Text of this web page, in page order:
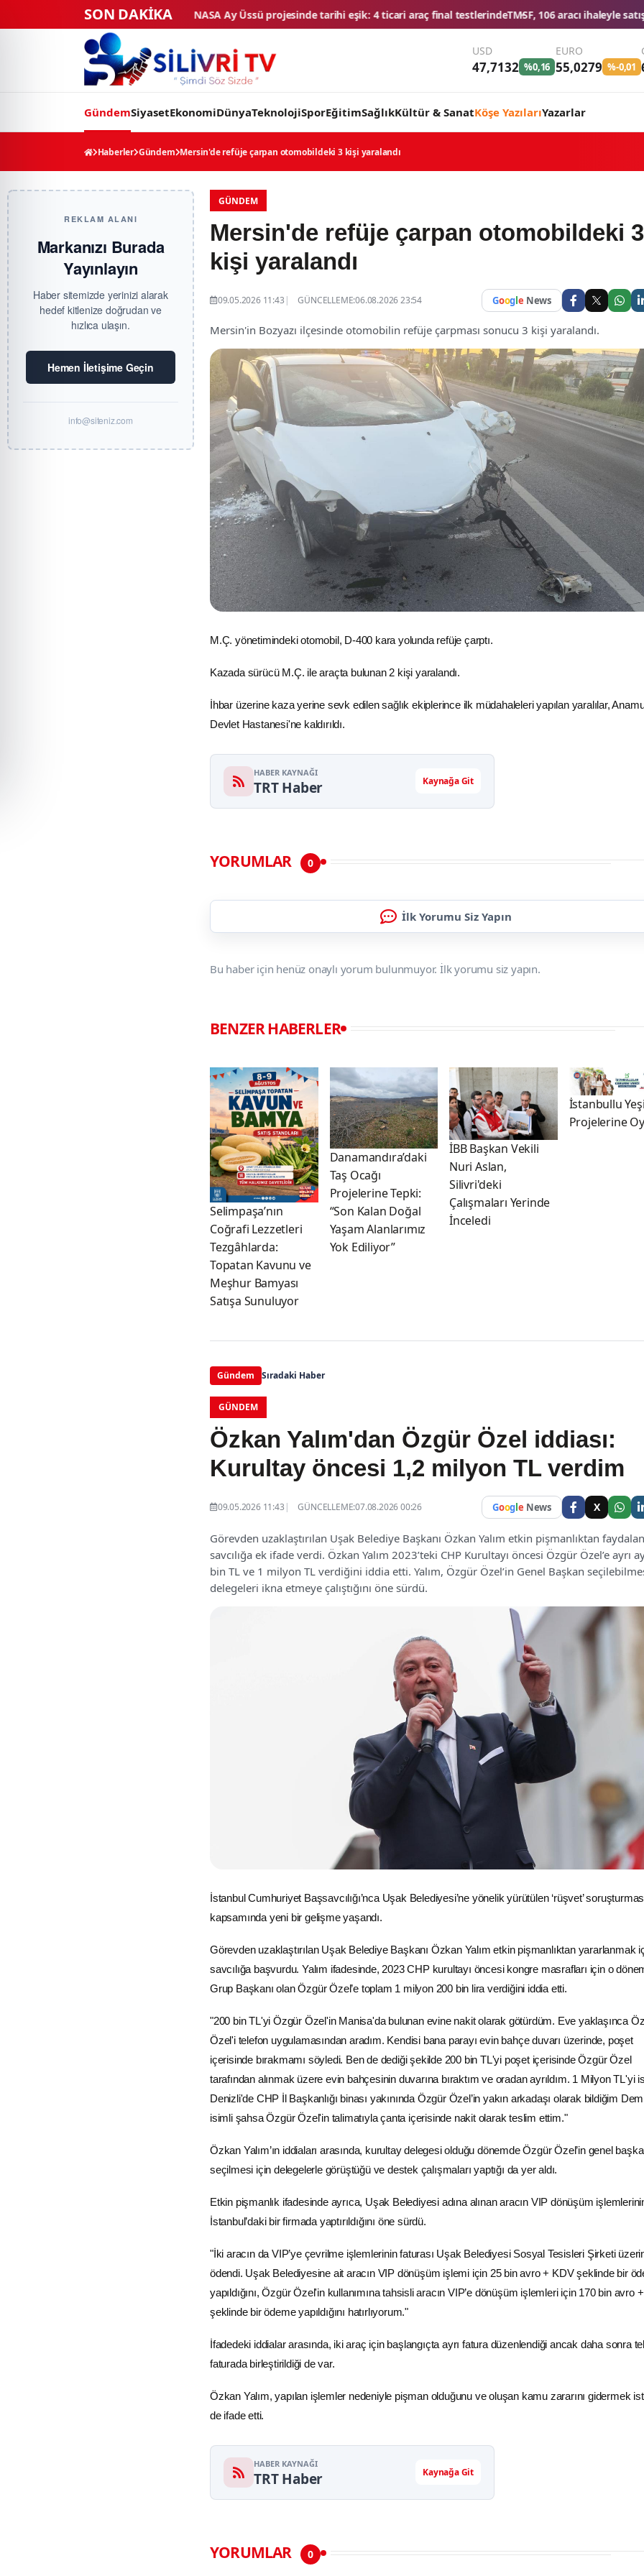
SON DAKİKA
NASA Ay Üssü projesinde tarihi eşik: 4 ticari araç final testlerindeTMSF, 106 aracı ihaleyle satışa sunacakDüğün
USD
47,7132 %0,16
EURO
55,0279 %-0,01
GündemSiyasetEkonomiDünyaTeknolojiSporEğitimSağlıkKültür & SanatKöşe YazılarıYazarlar
Haberler Gündem Mersin'de refüje çarpan otomobildeki 3 kişi yaralandı
REKLAM ALANI
Markanızı Burada
Yayınlayın
Haber sitemizde yerinizi alarak
hedef kitlenize doğrudan ve
hızlıca ulaşın.
Hemen İletişime Geçin
info@siteniz.com
GÜNDEM
Mersin'de refüje çarpan otomobildeki 3
kişi yaralandı
09.05.2026 11:43 GÜNCELLEME:06.08.2026 23:54 Google News
Mersin'in Bozyazı ilçesinde otomobilin refüje çarpması sonucu 3 kişi yaralandı.
M.Ç. yönetimindeki otomobil, D-400 kara yolunda refüje çarptı.
Kazada sürücü M.Ç. ile araçta bulunan 2 kişi yaralandı.
İhbar üzerine kaza yerine sevk edilen sağlık ekiplerince ilk müdahaleleri yapılan yaralılar,
Devlet Hastanesi'ne kaldırıldı.
HABER KAYNAĞI
TRT Haber Kaynağa Git
YORUMLAR 0
İlk Yorumu Siz Yapın
Bu haber için henüz onaylı yorum bulunmuyor. İlk yorumu siz yapın.
BENZER HABERLER
Selimpaşa’nın
Coğrafi Lezzetleri
Tezgâhlarda:
Topatan Kavunu ve
Meşhur Bamyası
Satışa Sunuluyor
Danamandıra’daki
Taş Ocağı
Projelerine Tepki:
“Son Kalan Doğal
Yaşam Alanlarımız
Yok Ediliyor”
İBB Başkan Vekili
Nuri Aslan,
Silivri'deki
Çalışmaları Yerinde
İnceledi
İstanbullu
Projelerine
Gündem Sıradaki Haber
GÜNDEM
Özkan Yalım'dan Özgür Özel iddiası:
Kurultay öncesi 1,2 milyon TL verdim
09.05.2026 11:43 GÜNCELLEME:07.08.2026 00:26 Google News X
Görevden uzaklaştırılan Uşak Belediye Başkanı Özkan Yalım etkin pişmanlıktan
savcılığa ek ifade verdi. Özkan Yalım 2023’teki CHP Kurultayı öncesi Özgür Özel’e ayrı
bin TL ve 1 milyon TL verdiğini iddia etti. Yalım, Özgür Özel’in Genel Başkan
delegeleri ikna etmeye çalıştığını öne sürdü.
İstanbulCumhuriyet Başsavcılığı’nca Uşak Belediyesi’ne yönelik yürütülen ‘rüşvet’
kapsamında yeni bir gelişme yaşandı.
Görevden uzaklaştırılan Uşak Belediye Başkanı Özkan Yalım etkin pişmanlıktan yararlanmak
savcılığa başvurdu. Yalım ifadesinde, 2023CHPkurultayı öncesi kongre masrafları için o
Grup Başkanı olan Özgür Özel’e toplam 1 milyon 200 bin lira verdiğini iddia etti.
"200 bin TL'yi Özgür Özel'in Manisa'da bulunan evine nakit olarak götürdüm. Eve yaklaşınca
Özel'i telefon uygulamasından aradım. Kendisi bana parayı evin bahçe duvarı üzerinde, poşet
içerisinde bırakmamı söyledi. Ben de dediği şekilde 200 bin TL'yi poşet içerisindeÖzgür Özel
tarafından alınmak üzere evin bahçesinin duvarına bıraktım ve oradan ayrıldım. 1 Milyon TL'yi
Denizli'de CHP İl Başkanlığı binası yakınında Özgür Özel’in yakın arkadaşı olarak bildiğim
isimli şahsa Özgür Özel'in talimatıyla çanta içerisinde nakit olarak teslim ettim."
Özkan Yalım’ın iddiaları arasında, kurultay delegesi olduğu dönemde Özgür Özel’in genel
seçilmesi için delegelerle görüştüğü ve destek çalışmaları yaptığı da yer aldı.
Etkin pişmanlık ifadesinde ayrıca, Uşak Belediyesi adına alınan aracın VIP dönüşüm
İstanbul’daki bir firmada yaptırıldığını öne sürdü.
"İki aracın da VIP’ye çevrilme işlemlerinin faturası Uşak Belediyesi Sosyal Tesisleri Şirketi
ödendi. Uşak Belediyesine ait aracın VIP dönüşüm işlemi için 25 bin avro + KDVşeklinde bir
yapıldığını, Özgür Özel'in kullanımına tahsisli aracın VIP’e dönüşüm işlemleri için 170 bin avro
şeklinde bir ödeme yapıldığını hatırlıyorum."
İfadedeki iddialar arasında, iki araç için başlangıçta ayrı fatura düzenlendiği ancak daha sonra
faturada birleştirildiği de var.
Özkan Yalım, yapılan işlemler nedeniyle pişman olduğunu ve oluşan kamu zararını gidermek
de ifade etti.
HABER KAYNAĞI
TRT Haber Kaynağa Git
YORUMLAR 0